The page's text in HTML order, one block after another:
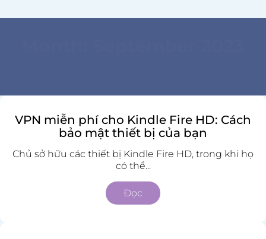
VPN miễn phí cho Kindle Fire HD: Cách
bảo mật thiết bị của bạn
Chủ sở hữu các thiết bị Kindle Fire HD, trong khi họ
có thể...
Đọc